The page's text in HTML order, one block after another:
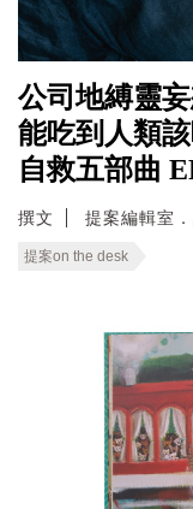
公司地縛靈
能吃到人類
自救五部曲
撰文 提案編輯室
提案on the desk